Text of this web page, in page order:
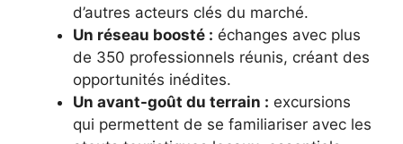
d’autres acteurs clés du marché.
Un réseau boosté : échanges avec plus
de 350 professionnels réunis, créant des
opportunités inédites.
Un avant-goût du terrain : excursions
qui permettent de se familiariser avec les